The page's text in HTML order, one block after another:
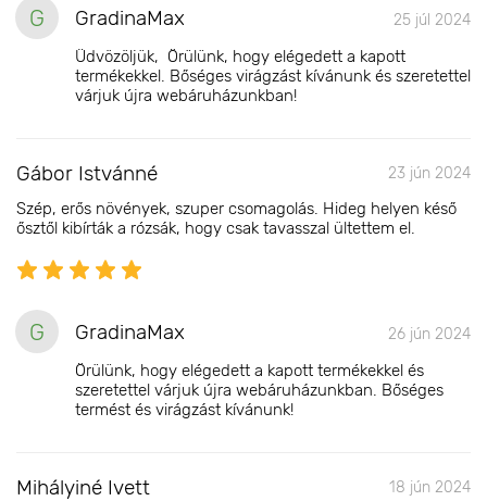
G GradinaMax 25 júl 2024
Üdvözöljük, Örülünk, hogy elégedett a kapott
termékekkel. Bőséges virágzást kívánunk és szeretettel
várjuk újra webáruházunkban!
Gábor Istvánné 23 jún 2024
Szép, erős növények, szuper csomagolás. Hideg helyen késő
ősztől kibírták a rózsák, hogy csak tavasszal ültettem el.
G GradinaMax 26 jún 2024
Örülünk, hogy elégedett a kapott termékekkel és
szeretettel várjuk újra webáruházunkban. Bőséges
termést és virágzást kívánunk!
Mihályiné Ivett 18 jún 2024